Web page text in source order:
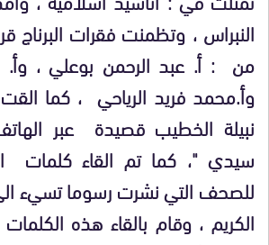
النبراس ، وتظمنت فقرات البرناج
من : أ. عبد الرحمن بوعلي ،
وأ.محمد فريد الرياحي ، كما القت
نبيلة الخطيب قصيدة عبر
سيدي "، كما تم القاء كلمات
للصحف التي نشرت رسوما تسيء
الكريم ، وقام بالقاء هذه